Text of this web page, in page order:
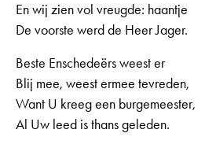
En wij zien vol vreugde: haantje
De voorste werd de Heer Jager.
Beste Enschedeërs weest er
Blij mee, weest ermee tevreden,
Want U kreeg een burgemeester,
Al Uw leed is thans geleden.